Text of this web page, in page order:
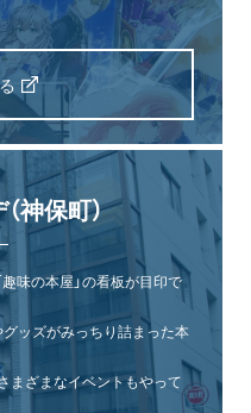
神保町）
味の本屋」の看板が目印で
グッズがみっちり詰まった本
まざまなイベントもやって